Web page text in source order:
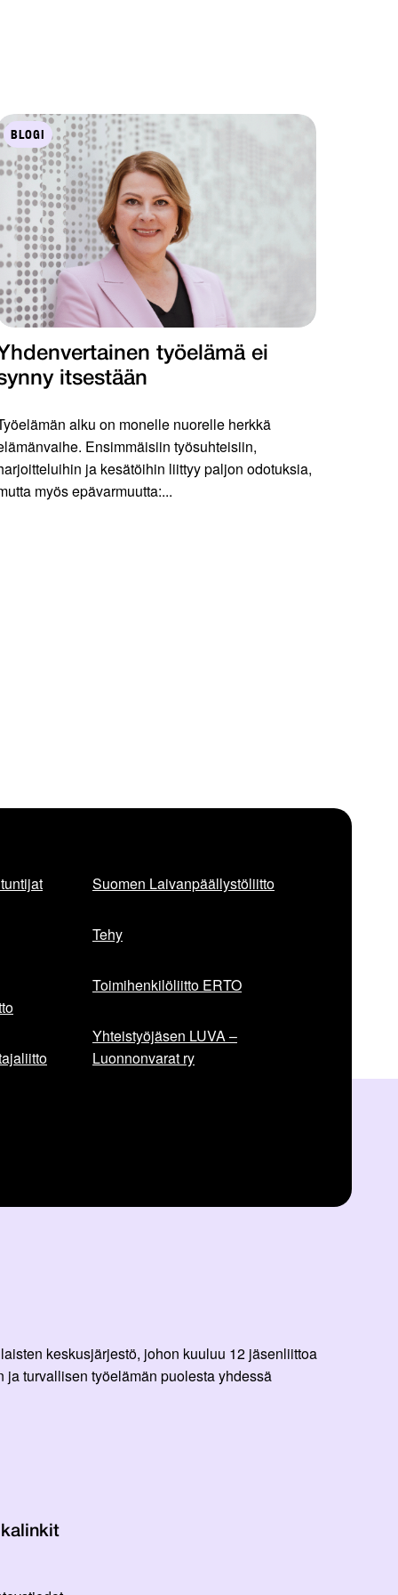
BLOGI
työelämä ei
itsestään
alku on monelle nuorelle herkkä
Ensimmäisiin työsuhteisiin,
ja kesätöihin liittyy paljon odotuksia,
myös epävarmuutta:...
Suomen Laivanpäällystöliitto
Tehy
Toimihenkilöliitto ERTO
Yhteistyöjäsen LUVA –
Luonnonvarat ry
keskusjärjestö, johon kuuluu 12 jäsenliittoa
turvallisen työelämän puolesta yhdessä